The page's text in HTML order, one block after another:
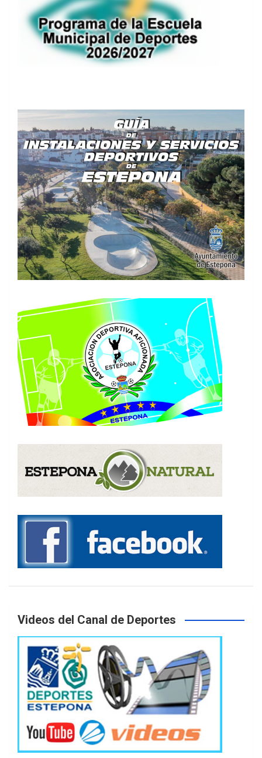
Videos del Canal de Deportes